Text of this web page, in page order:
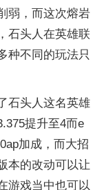
弱，而这次熔岩
石头人在英雄联
种不同的玩法只
石头人这名英雄
提升至4而e
加成，而大招
本的改动可以让
游戏当中也可以